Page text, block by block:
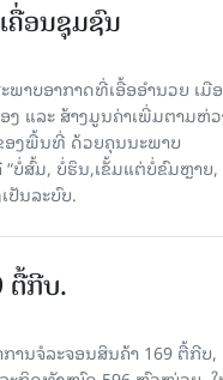
ຄື່ອນຊຸມຊົນ
າບອາກາດທີ່ເອື້ອອຳນວຍ ເມື
ງ ແລະ ສ້າງມູນຄ່າເພີ່ມຕາມຫ່ວ
ອງພື້ນທີ່ ດ້ວຍຄຸນນະພາບ
ບໍ່ສົ້ມ, ບໍ່ຮຶນ,ເຂັ້ມແຕ່ບໍ່ຂົມຫຼາ
ປັນລະບົບ.
ຕື້ກີບ.
ານຈໍລະຈອນສິນຄ້າ 169 ຕື້ກີບ